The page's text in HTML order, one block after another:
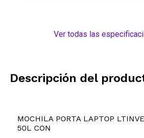
Ver todas las
Descripción del
MOCHILA PORTA LAPTOP
50L CON